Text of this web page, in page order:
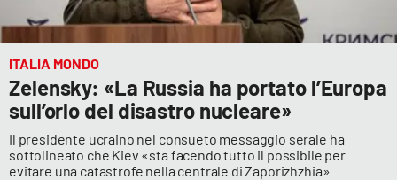
ITALIA MONDO
Zelensky: «La Russia ha portato l’Europa
sull’orlo del disastro nucleare»
Il presidente ucraino nel consueto messaggio serale ha
sottolineato che Kiev «sta facendo tutto il possibile per
evitare una catastrofe nella centrale di Zaporizhzhia»